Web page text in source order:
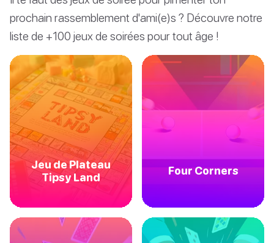
prochain rassemblement d'ami(e)s ? Découvre notre
liste de +100 jeux de soirées pour tout âge !
Jeu de Plateau
Tipsy Land
Four Corners